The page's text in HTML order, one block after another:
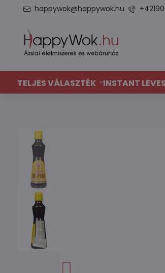
happywok@happywok.hu
TELJES VÁLASZTÉK INSTANT